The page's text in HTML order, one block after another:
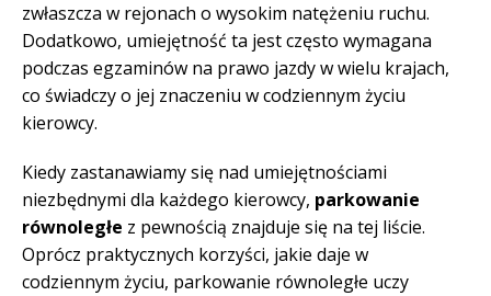
zwłaszcza w rejonach o wysokim natężeniu ruchu.
Dodatkowo, umiejętność ta jest często wymagana
podczas egzaminów na prawo jazdy w wielu krajach,
co świadczy o jej znaczeniu w codziennym życiu
kierowcy.
Kiedy zastanawiamy się nad umiejętnościami
niezbędnymi dla każdego kierowcy, parkowanie
równoległe z pewnością znajduje się na tej liście.
Oprócz praktycznych korzyści, jakie daje w
codziennym życiu, parkowanie równoległe uczy